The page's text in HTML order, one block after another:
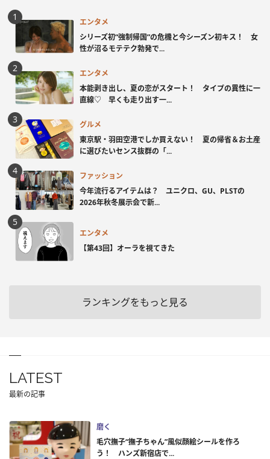
エンタメ
シリーズ初“強制帰国”の危機と今シーズン初キス！ 女
性が沼るモテテク勃発で...
エンタメ
本能剥き出し、夏の恋がスタート！ タイプの異性に一
直線♡ 早くも走り出す一...
グルメ
東京駅・羽田空港でしか買えない！ 夏の帰省＆お土産
に選びたいセンス抜群の「...
ファッション
今年流行るアイテムは？ ユニクロ、GU、PLSTの
2026年秋冬展示会で新...
エンタメ
【第43回】オーラを視てきた
ランキングをもっと見る
LATEST
最新の記事
磨く
毛穴撫子“撫子ちゃん”風似顔絵シールを作ろ
う！ ハンズ新宿店で...